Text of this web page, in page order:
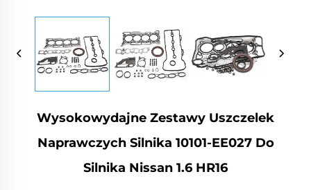
Wysokowydajne Zestawy Uszczelek
Naprawczych Silnika 10101-EE027 Do
Silnika Nissan 1.6 HR16